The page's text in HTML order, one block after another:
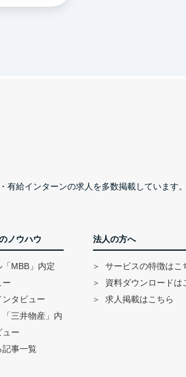
給インターンの求人を多数掲載しています。
ノウハウ
MBB」内定
ー
タビュー
「三井物産」内
ュー
記事一覧
法人の方へ
サービスの特徴はこ
資料ダウンロードは
求人掲載はこちら